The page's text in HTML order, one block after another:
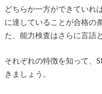
どちらか一方ができていれ
に達していることが合格の
た、能力検査はさらに言語
それぞれの特徴を知って、
きましょう。